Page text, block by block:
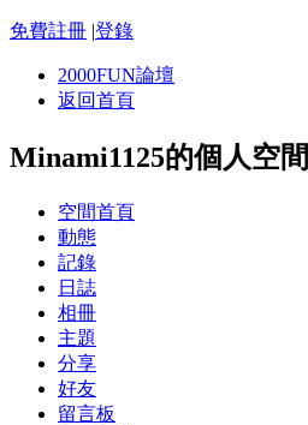
免費註冊 |登錄
2000FUN論壇
返回首頁
Minami1125的個人空間
空間首頁
動態
記錄
日誌
相冊
主題
分享
好友
留言板